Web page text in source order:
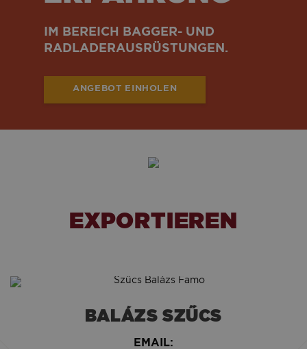
IM BEREICH BAGGER- UND
RADLADERAUSRÜSTUNGEN.
ANGEBOT EINHOLEN
EXPORTIEREN
BALÁZS SZŰCS
EMAIL: